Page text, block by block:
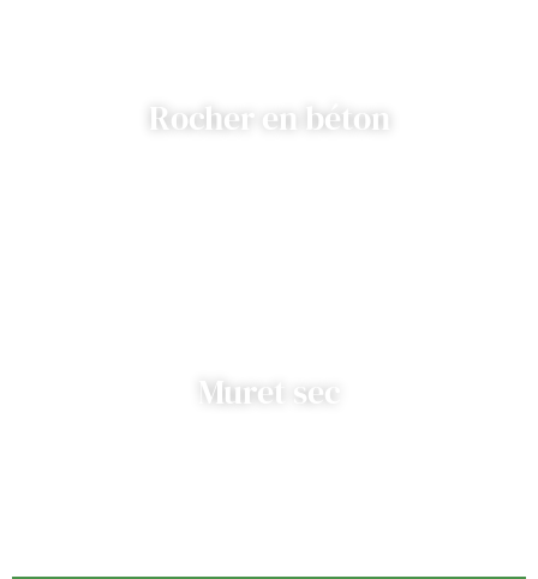
Rocher en béton
Muret sec